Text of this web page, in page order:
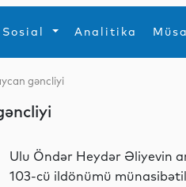
Sosial Analitika
İdman
gəncliyi
Ulu Öndər Heydər Əliyevin
103-cü ildönümü